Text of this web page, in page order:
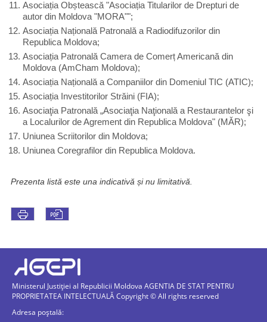
Asociația Obștească "Asociația Titularilor de Drepturi de
autor din Moldova "MORA"";
Asociația Națională Patronală a Radiodifuzorilor din
Republica Moldova;
Asociația Patronală Camera de Comerț Americană din
Moldova (AmCham Moldova);
Asociația Națională a Companiilor din Domeniul TIC (ATIC);
Asociația Investitorilor Străini (FIA);
Asociaţia Patronală „Asociaţia Naţională a Restaurantelor şi
a Localurilor de Agrement din Republica Moldova" (MĂR);
Uniunea Scriitorilor din Moldova;
Uniunea Coregrafilor din Republica Moldova.
Prezenta listă este una indicativă și nu limitativă.
Ministerul Justiției al Republicii Moldova AGENTIA DE STAT PENTRU
PROPRIETATEA INTELECTUALĂ Copyright © All rights reserved
Adresa poștală: